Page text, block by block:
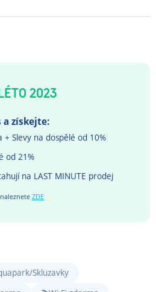
2023
a získejte:
Slevy na dospělé od 10%
od 21%
na LAST MINUTE prodej
ZDE
Skluzavky